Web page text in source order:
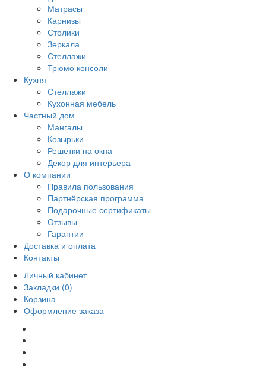
Матрасы
Карнизы
Столики
Зеркала
Стеллажи
Трюмо консоли
Кухня
Стеллажи
Кухонная мебель
Частный дом
Мангалы
Козырьки
Решётки на окна
Декор для интерьера
О компании
Правила пользования
Партнёрская программа
Подарочные сертификаты
Отзывы
Гарантии
Доставка и оплата
Контакты
Личный кабинет
Закладки (0)
Корзина
Оформление заказа